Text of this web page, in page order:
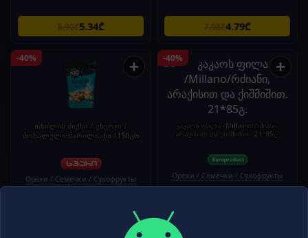
8.90₾5.34₾ 7.98₾4.79₾
-40% +
თხილის მიქსი / ენერჯი /
მოხალული მარილიანი /150გრ
Орехи / Семечки / Сухофрукты
-40% +
კაკაოს ფილა /Millano/რძიანი,
არაქისით და ქიშმიშით. 21*85გ.
Орехи / Семечки / Сухофрукты